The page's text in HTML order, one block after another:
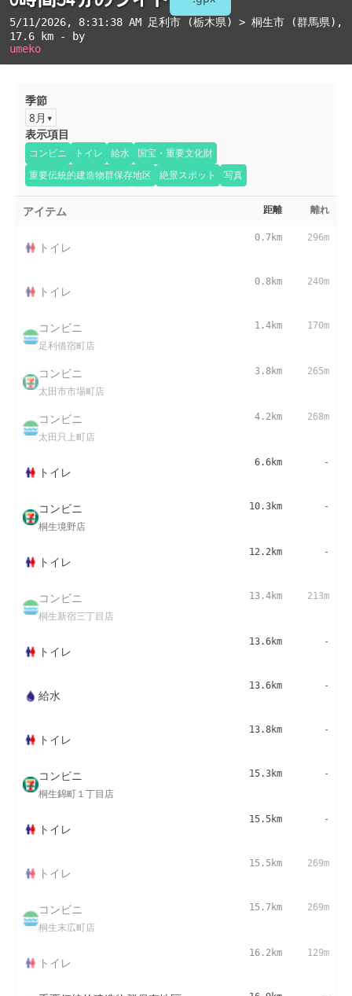
5/11/2026, 8:31:38 AM 足利市 (栃木県) > 桐生市 (群馬県) ,
17.6 km - by
umeko
季節
8月
表示項目
コンビニ トイレ 給水
国宝・重要文化財
重要伝統的建造物群保存地区
絶景スポット 写真
アイテム 距離 離れ
トイレ
0.7km 296m
トイレ
0.8km 240m
コンビニ
足利借宿町店
1.4km 170m
コンビニ
太田市市場町店
3.8km 265m
コンビニ
太田只上町店
4.2km 268m
トイレ
6.6km -
コンビニ
桐生境野店
10.3km -
トイレ
12.2km -
コンビニ
桐生新宿三丁目店
13.4km 213m
トイレ
13.6km -
給水
13.6km -
トイレ
13.8km -
コンビニ
桐生錦町１丁目店
15.3km -
トイレ
15.5km -
トイレ
15.5km 269m
コンビニ
桐生末広町店
15.7km 269m
トイレ
16.2km 129m